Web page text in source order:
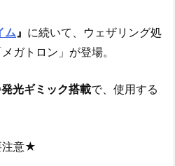
ム 』 に続いて、ウェザリング処
ガトロン」が登場。
光ギミック搭載で、使用する
注意★